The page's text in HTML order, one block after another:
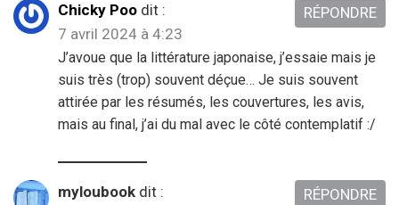
Chicky Poo dit :
7 avril 2024 à 4:23
J’avoue que la littérature japonaise, j’essaie mais je
suis très (trop) souvent déçue… Je suis souvent
attirée par les résumés, les couvertures, les avis,
mais au final, j’ai du mal avec le côté contemplatif :/
RÉPONDRE
myloubook dit :
RÉPONDRE